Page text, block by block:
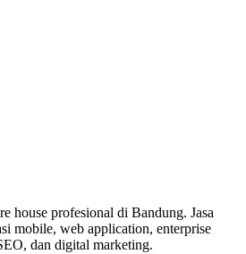
house profesional di Bandung. Jasa
mobile, web application, enterprise
dan digital marketing.